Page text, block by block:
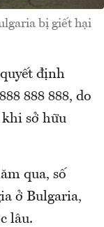
bị giết hại
định
888 888, do
khi sở hữu
qua, số
ở Bulgaria,
lâu.